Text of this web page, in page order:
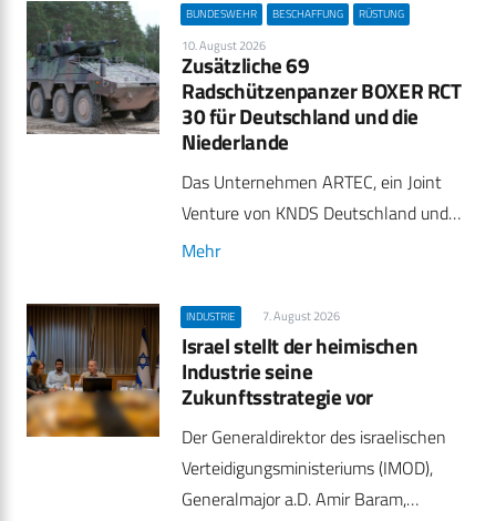
BUNDESWEHR BESCHAFFUNG RÜSTUNG
10. August 2026
Zusätzliche 69
Radschützenpanzer BOXER RCT
30 für Deutschland und die
Niederlande
Das Unternehmen ARTEC, ein Joint
Venture von KNDS Deutschland und…
Mehr
INDUSTRIE 7. August 2026
Israel stellt der heimischen
Industrie seine
Zukunftsstrategie vor
Der Generaldirektor des israelischen
Verteidigungsministeriums (IMOD),
Generalmajor a.D. Amir Baram,…